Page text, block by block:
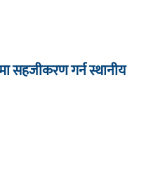
सहजीकरण गर्न स्थानीय